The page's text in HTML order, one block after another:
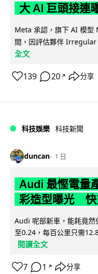
大 AI 巨頭接連
Meta 承認，旗下 AI 模型
間，因評估夥伴 Irregular
全文
139 20 ↗ 分享
科技娛樂 科技新聞
duncan 1 日
Audi 最慳電
彩造型曝光 快
Audi 呢部新車，能耗竟
至0.24，每百公里只需
閱讀全文
7 1 ↗ 分享